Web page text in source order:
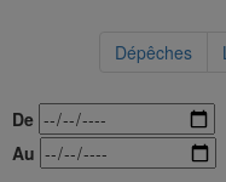
Dépêches
De
Au